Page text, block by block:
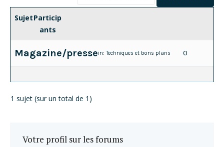
SujetParticip
ants
Magazine/pressein:Techniques et bons plans 0
1 sujet (sur un total de 1)
Votre profil sur les forums